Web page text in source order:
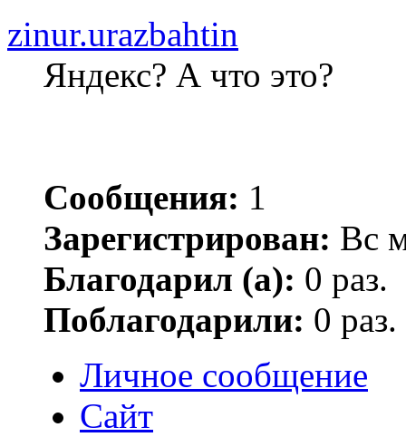
zinur.urazbahtin
Яндекс? А что это?
Сообщения: 1
Зарегистрирован: Вс
Благодарил (а): 0 раз.
Поблагодарили: 0 раз.
Личное сообщение
Сайт